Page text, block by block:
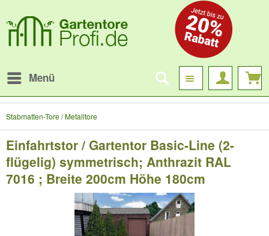
Menü
Stabmatten-Tore / Metalltore
Einfahrtstor / Gartentor Basic-Line (2-
flügelig) symmetrisch; Anthrazit RAL
7016 ; Breite 200cm Höhe 180cm